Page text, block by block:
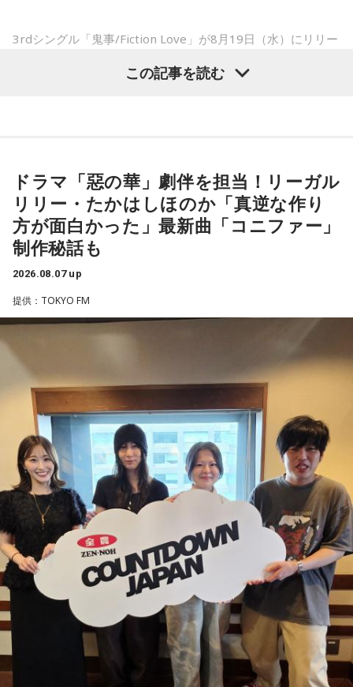
――実戦復帰まで4ヶ月という診断のもと、ファームで最初に
ラーが出たり、身体との感覚がつながりずらかったりするな
かで、本当にトレーナーさんのおかげでうまくやっていただ
きました」
――石垣島で自主トレをともにした後輩である篠原響投手の
活躍をどうご覧になられましたか？
山田「球速がすごくて、僕も追いつけるように頑張ります」
2試合に登板してみていかがですか？
山田「自分の持ち味が出せて抑えられることができたので、
そこは1番よかったのかなと思います。試合で投げる、野球が
できる感謝というのも再び感じることができましたし、野球
が楽しかったですね」
――今シーズンの登板はまだ2試合ですが、ヒットを1本も打
たれていないです。
山田「そうなんですか？ 何の意識もしていないです（笑）。
1イニングを無失点で抑える。どれだけピンチを作っても無失
点で抑えるというのが中継ぎの仕事なので、それができたと
いうのは本当にいいことなのかなと思います」
※インタビュアー：文化放送・斉藤一美アナウンサー
3rdシングル「鬼事/Fiction Love」が8月19日（水）にリリー
ティを初めて担当する。番組では、新曲「鬼事/Fiction
盛りだくさんの内容でお届けする一夜限りの特別番組『中島
健人のオールナイトニッポン』は8月14日(金)25時からニッポ
ン放送をキーステーションに全国ネットで放送。
◎メールテーマ『鬼事』
TVアニメ『逃げ上手の若君』第2期オープニングテーマ「鬼
事」。中島健人はこの「鬼事」を「日々のイラッとした出来
事」や「心がザワザワした、モヤモヤした事」を表す言葉と
してカジュアルに使っています。そんな、あなたの周りで起
きた「鬼事」を教えてください。
中島健人が、どう立ち回ればよかったのか手を差し伸べま
す。
※ メールの件名は「鬼事」でお願いします。
◎コーナー『人生アイズ相談ドラゴン』
「仕事場の上司、良い人なんだけどここが好きになれなく
「友人と遊んだ時に言われたあの一言がずっとモヤモヤして
「優柔不断な性格のせいで、こんな事が…」
この記事を読む
ドラマ「惡の華」劇伴を担当！リーガル
リリー・たかはしほのか「真逆な作り
方が面白かった」最新曲「コニファー」
制作秘話も
2026.08.07 up
提供：TOKYO FM